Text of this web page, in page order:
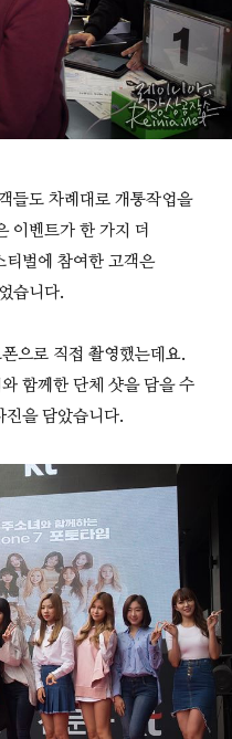
들도 차례대로 개통작업을
이벤트가 한 가지 더
티벌에 참여한 고객은
습니다.
으로 직접 촬영했는데요.
함께한 단체 샷을 담을 수
진을 담았습니다.